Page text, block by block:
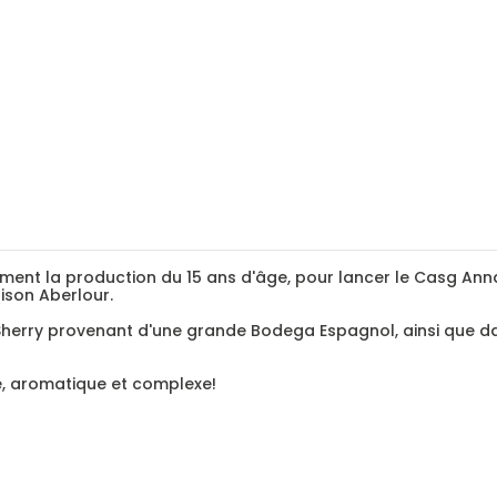
la production du 15 ans d'âge, pour lancer le Casg
Aberlour.
provenant d'une grande Bodega Espagnol, ainsi que
aromatique et complexe!